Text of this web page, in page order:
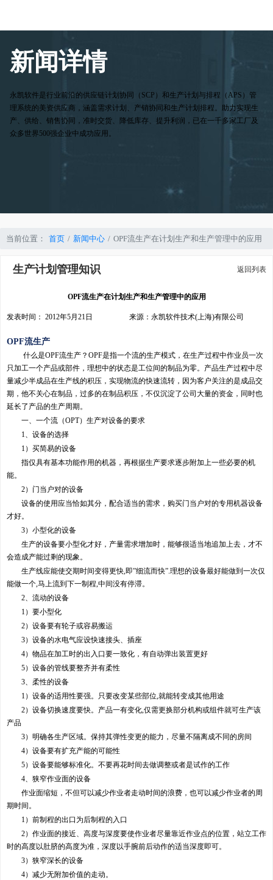
新闻详情
永凯软件是行业前沿的供应链计划协同（SCP）和生产计划与排程（APS）管
理系统的美资供应商，涵盖需求计划、产销协同和生产计划排程。助力实现生
产、供给、销售协同，准时交货、降低库存、提升利润，已在一千多家工厂及
众多世界500强企业中成功应用。
当前位置： 首页 新闻中心 OPF流生产在计划生产和生产管理中的应用
生产计划管理知识 返回列表
OPF流生产在计划生产和生产管理中的应用
发表时间： 2012年5月21日 来源：永凯软件技术(上海)有限公司
OPF流生产
什么是OPF流生产？OPF是指一个流的生产模式，在生产过程中作业员一次
只加工一个产品或部件，理想中的状态是工位间的制品为零。产品生产过程中尽
量减少半成品在生产线的积压，实现物流的快速流转，因为客户关注的是成品交
期，他不关心在制品，过多的在制品积压，不仅沉淀了公司大量的资金，同时也
延长了产品的生产周期。
一、一个流（OPT）生产对设备的要求
1、设备的选择
1）买简易的设备
指仅具有基本功能作用的机器，再根据生产要求逐步附加上一些必要的机
能。
2）门当户对的设备
设备的使用应当恰如其分，配合适当的需求，购买门当户对的专用机器设备
才好。
3）小型化的设备
生产的设备要小型化才好，产量需求增加时，能够很适当地追加上去，才不
会造成产能过剩的现象。
生产线应能使交期时间变得更快,即”细流而快”.理想的设备最好能做到一次仅
能做一个,马上流到下一制程,中间没有停滞。
2、流动的设备
1）要小型化
2）设备要有轮子或容易搬运
3）设备的水电气应设快速接头、插座
4）物品在加工时的出入口要一致化，有自动弹出装置更好
5）设备的管线要整齐并有柔性
3、柔性的设备
1）设备的适用性要强。只要改变某些部位,就能转变成其他用途
2）设备切换速度要快。产品一有变化,仅需更换部分机构或组件就可生产该
产品
3）明确各生产区域。保持其弹性变更的能力，尽量不隔离成不同的房间
4）设备要有扩充产能的可能性
5）设备要能够标准化。不要再花时间去做调整或者是试作的工作
4、狭窄作业面的设备
作业面缩短，不但可以减少作业者走动时间的浪费，也可以减少作业者的周
期时间。
1）前制程的出口为后制程的入口
2）作业面的接近、高度与深度要使作业者尽量靠近作业点的位置，站立工作
时的高度以肚脐的高度为准，深度以手腕前后动作的适当深度即可。
3）狭窄深长的设备
4）减少无附加价值的走动。